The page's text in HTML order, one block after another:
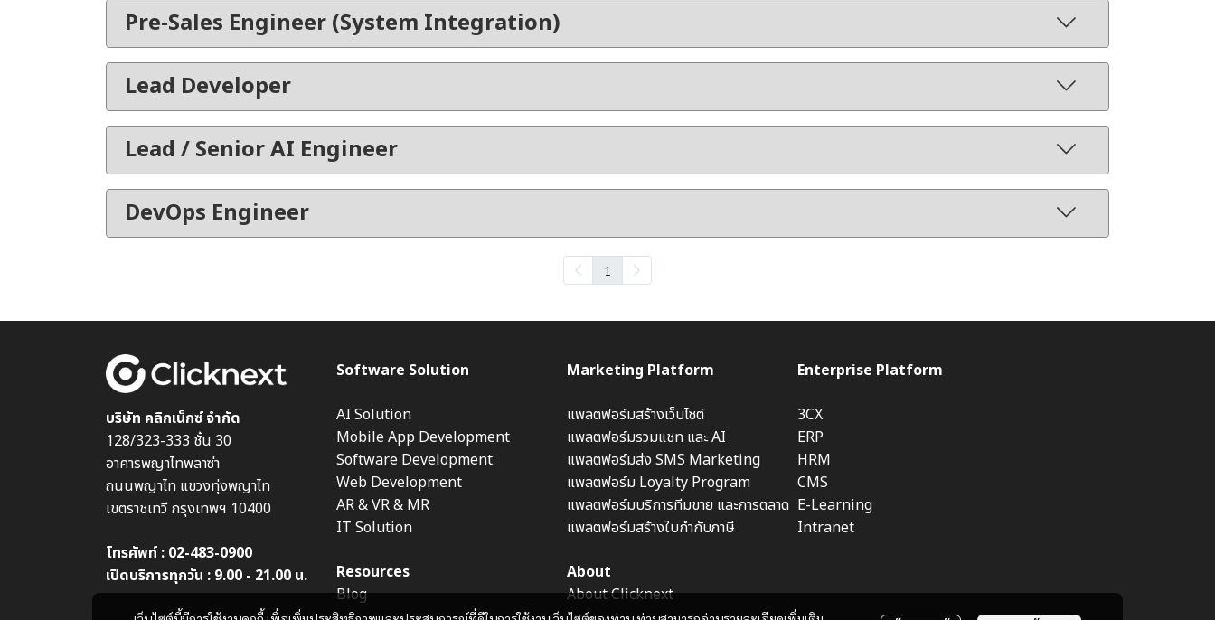
Pre-Sales Engineer (System Integration)
Lead Developer
Lead / Senior AI Engineer
DevOps Engineer
1
บริษัท คลิกเน็กซ์ จำกัด
128/323-333 ชั้น 30
อาคารพญาไทพลาซ่า
ถนนพญาไท แขวงทุ่งพญาไท
เขตราชเทวี กรุงเทพฯ 10400
โทรศัพท์ : 02-483-0900
เปิดบริการทุกวัน : 9.00 - 21.00 น.
Software Solution
AI Solution
Mobile App Development
Software Development
Web Development
AR & VR & MR
IT Solution
Resources
Blog
Marketing Platform
แพลตฟอร์มสร้างเว็บไซต์
แพลตฟอร์มรวมแชท และ AI
แพลตฟอร์มส่ง SMS Marketing
แพลตฟอร์ม Loyalty Program
แพลตฟอร์มบริการทีมขาย และการตลาด
แพลตฟอร์มสร้างใบกำกับภาษี
About
About Clicknext
Enterprise Platform
3CX
ERP
HRM
CMS
E-Learning
Intranet